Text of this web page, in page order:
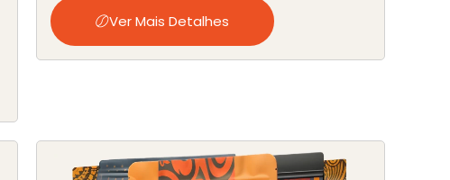
Ver Mais Detalhes